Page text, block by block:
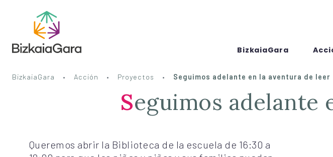
BizkaiaGara
BizkaiaGara Acción Proyectos Seguimos adelante en la aventura de leer
Seguimos
Queremos abrir la Biblioteca de la escuela de 16:30 a